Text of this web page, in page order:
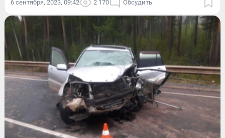
6 сентября, 2023, 09:42 2 170 Обсудить